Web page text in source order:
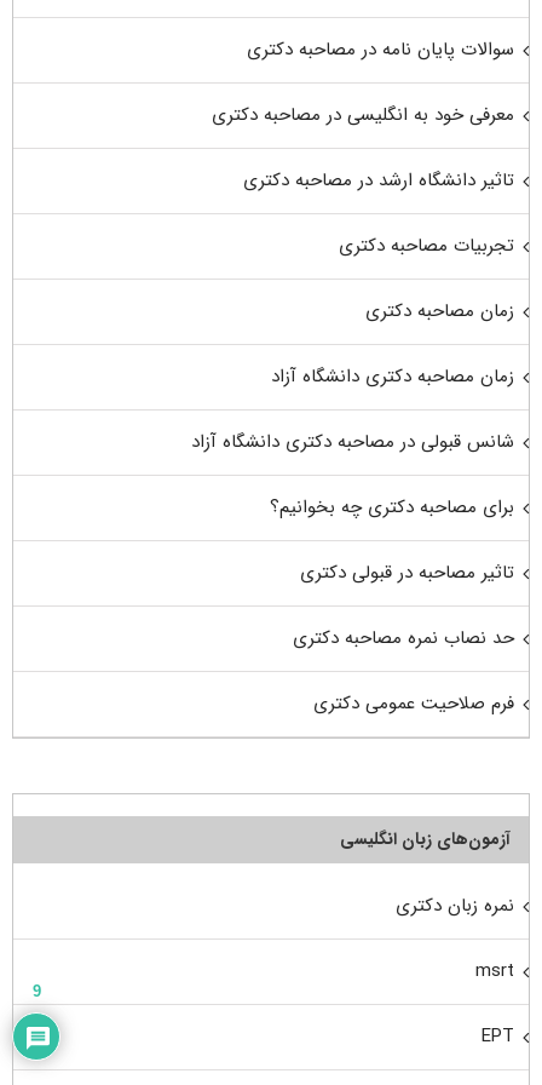
سوالات پایان نامه در مصاحبه دکتری
معرفی خود به انگلیسی در مصاحبه دکتری
تاثیر دانشگاه ارشد در مصاحبه دکتری
تجربیات مصاحبه دکتری
زمان مصاحبه دکتری
زمان مصاحبه دکتری دانشگاه آزاد
شانس قبولی در مصاحبه دکتری دانشگاه آزاد
برای مصاحبه دکتری چه بخوانیم؟
تاثیر مصاحبه در قبولی دکتری
حد نصاب نمره مصاحبه دکتری
فرم صلاحیت عمومی دکتری
آزمون‌های زبان انگلیسی
نمره زبان دکتری
msrt
EPT
9